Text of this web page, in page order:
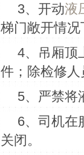
3、开动液
梯门敞开情
4、吊厢顶
件；除检修
5、严禁将
6、司机在
关闭。